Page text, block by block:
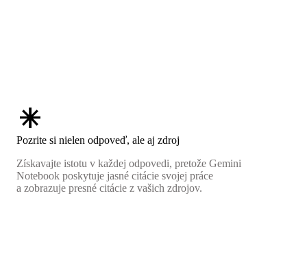
asterisk
Pozrite si nielen odpoveď, ale aj zdroj
Získavajte istotu v každej odpovedi, pretože Gemini
Notebook poskytuje jasné citácie svojej práce
a zobrazuje presné citácie z vašich zdrojov.